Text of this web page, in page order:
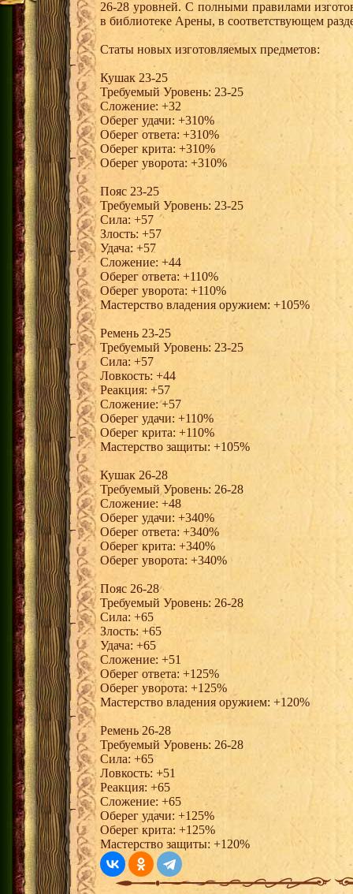
26-28 уровней. С полными правилами
в библиотеке Арены, в соответствующем
Статы новых изготовляемых предметов:
Кушак 23-25
Требуемый Уровень: 23-25
Сложение: +32
Оберег удачи: +310%
Оберег ответа: +310%
Оберег крита: +310%
Оберег уворота: +310%
Пояс 23-25
Требуемый Уровень: 23-25
Сила: +57
Злость: +57
Удача: +57
Сложение: +44
Оберег ответа: +110%
Оберег уворота: +110%
Мастерство владения оружием: +105%
Ремень 23-25
Требуемый Уровень: 23-25
Сила: +57
Ловкость: +44
Реакция: +57
Сложение: +57
Оберег удачи: +110%
Оберег крита: +110%
Мастерство защиты: +105%
Кушак 26-28
Требуемый Уровень: 26-28
Сложение: +48
Оберег удачи: +340%
Оберег ответа: +340%
Оберег крита: +340%
Оберег уворота: +340%
Пояс 26-28
Требуемый Уровень: 26-28
Сила: +65
Злость: +65
Удача: +65
Сложение: +51
Оберег ответа: +125%
Оберег уворота: +125%
Мастерство владения оружием: +120%
Ремень 26-28
Требуемый Уровень: 26-28
Сила: +65
Ловкость: +51
Реакция: +65
Сложение: +65
Оберег удачи: +125%
Оберег крита: +125%
Мастерство защиты: +120%